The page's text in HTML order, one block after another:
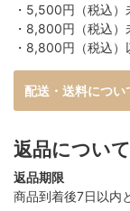
・5,500円（税込
・8,800円（税込
・8,800円（税込）
配送・送料につい
返品について
返品期限
商品到着後7日以内